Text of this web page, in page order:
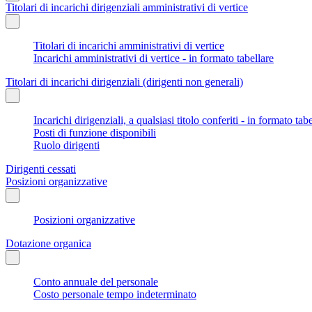
Titolari di incarichi dirigenziali amministrativi di vertice
Titolari di incarichi amministrativi di vertice
Incarichi amministrativi di vertice - in formato tabellare
Titolari di incarichi dirigenziali (dirigenti non generali)
Incarichi dirigenziali, a qualsiasi titolo conferiti - in formato
Posti di funzione disponibili
Ruolo dirigenti
Dirigenti cessati
Posizioni organizzative
Posizioni organizzative
Dotazione organica
Conto annuale del personale
Costo personale tempo indeterminato